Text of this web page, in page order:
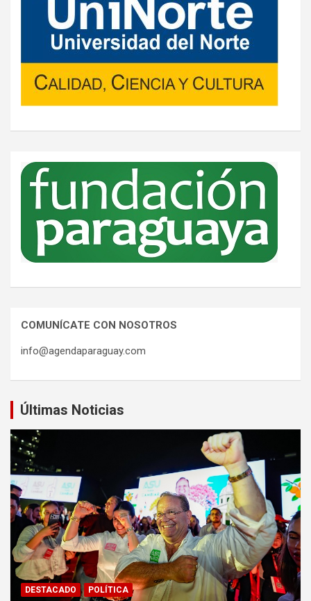
COMUNÍCATE CON NOSOTROS
info@agendaparaguay.com
Últimas Noticias
DESTACADO POLÍTICA